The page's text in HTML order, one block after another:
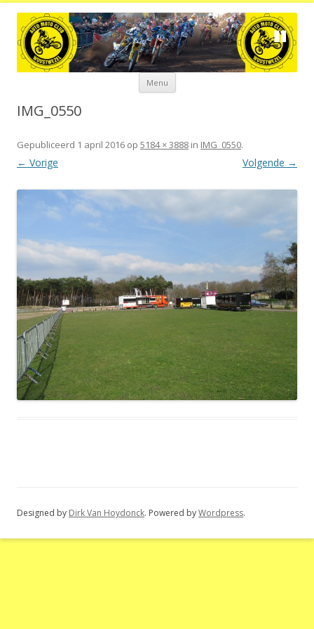
Menu Spring
de
IMG_0550
Gepubliceerd 1 april 2016 op 5184 × 3888 in IMG_0550.
← Vorige Volgende →
Designed by Dirk Van Hoydonck. Powered byWordpress.